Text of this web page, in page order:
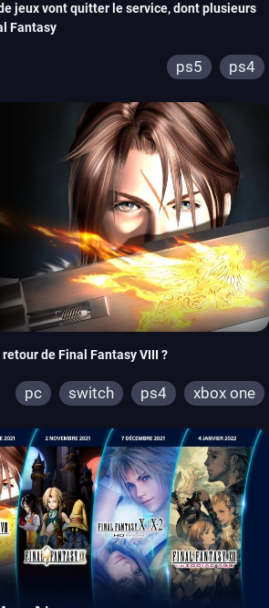
jeux vont quitter le service, dont plusieurs
Fantasy
ps5 ps4
de Final Fantasy VIII ?
pc switch ps4 xbox one